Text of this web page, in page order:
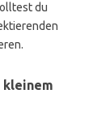
du
kleinem